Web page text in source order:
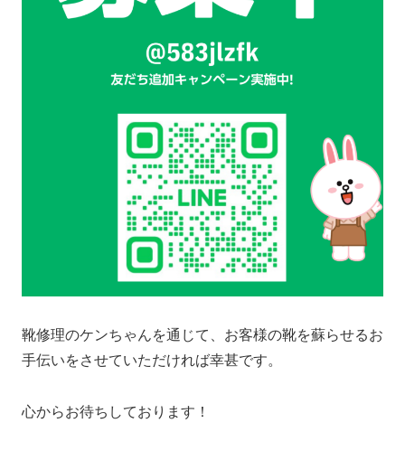
靴修理のケンちゃんを通じて、お客様の靴を蘇らせるお
手伝いをさせていただければ幸甚です。
心からお待ちしております！